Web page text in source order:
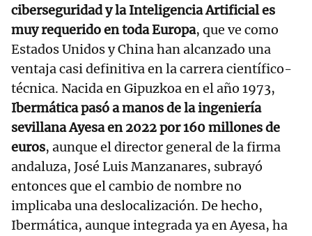
ciberseguridad y la Inteligencia Artificial es
muy requerido en toda Europa, que ve como
Estados Unidos y China han alcanzado una
ventaja casi definitiva en la carrera científico-
técnica. Nacida en Gipuzkoa en el año 1973,
Ibermática pasó a manos de la ingeniería
sevillana Ayesa en 2022 por 160 millones de
euros, aunque el director general de la firma
andaluza, José Luis Manzanares, subrayó
entonces que el cambio de nombre no
implicaba una deslocalización. De hecho,
Ibermática, aunque integrada ya en Ayesa, ha